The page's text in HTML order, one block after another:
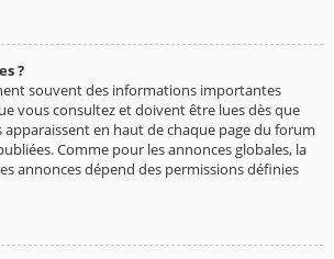
?
souvent des informations importantes
vous consultez et doivent être lues dès que
apparaissent en haut de chaque page du forum
Comme pour les annonces globales, la
annonces dépend des permissions définies